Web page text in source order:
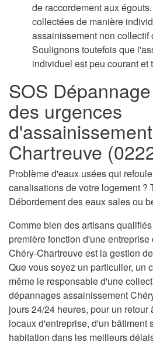
de raccordement aux
collectées de manière
assainissement non collectif
Soulignons toutefois que
individuel est peu courant et
SOS
des urgences
Chartreuve
Problème d'eaux usées qui
canalisations de votre logement ?
Débordement des eaux sales ou
Comme bien des artisans
première fonction d'une
Chéry-Chartreuve est la gestion
Que vous soyez un particulier, un
même le responsable d'une
dépannages assainissement
jours 24/24 heures, pour un retour
locaux d'entreprise, d'un bâtiment
habitation dans les meilleurs